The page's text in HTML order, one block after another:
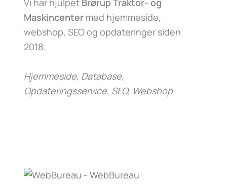
Vi har hjulpet Brørup Traktor- og
Maskincenter med hjemmeside,
webshop, SEO og opdateringer siden
2018.
Hjemmeside, Database,
Opdateringsservice, SEO, Webshop